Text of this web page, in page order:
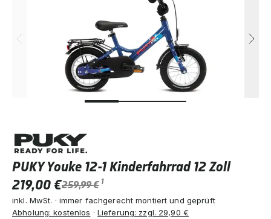
PUKY Youke 12-1 Kinderfahrrad 12 Zoll
219,00 €259,99 € 1
inkl. MwSt. · immer fachgerecht montiert und geprüft
Abholung: kostenlos · Lieferung: zzgl. 29,90 €